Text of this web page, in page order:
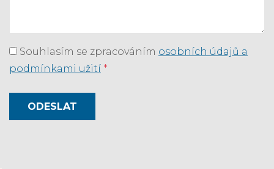
Souhlasím se zpracováním osobních údajů a
podmínkami užití *
ODESLAT